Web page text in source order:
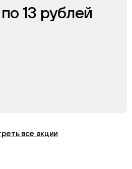
13 рублей
все акции